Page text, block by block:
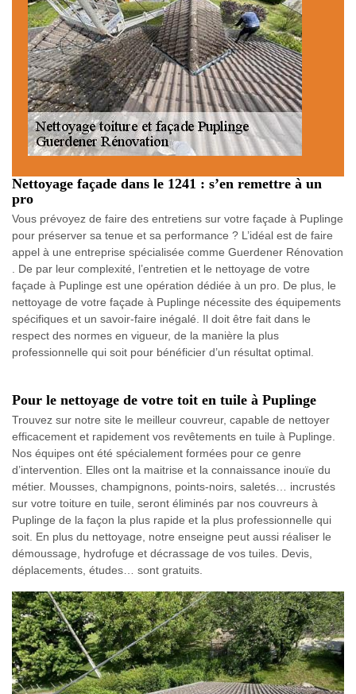
Nettoyage façade dans le 1241 : s’en remettre à un
pro
Vous prévoyez de faire des entretiens sur votre façade à Puplinge
pour préserver sa tenue et sa performance ? L’idéal est de faire
appel à une entreprise spécialisée comme Guerdener Rénovation
. De par leur complexité, l’entretien et le nettoyage de votre
façade à Puplinge est une opération dédiée à un pro. De plus, le
nettoyage de votre façade à Puplinge nécessite des équipements
spécifiques et un savoir-faire inégalé. Il doit être fait dans le
respect des normes en vigueur, de la manière la plus
professionnelle qui soit pour bénéficier d’un résultat optimal.
Pour le nettoyage de votre toit en tuile à Puplinge
Trouvez sur notre site le meilleur couvreur, capable de nettoyer
efficacement et rapidement vos revêtements en tuile à Puplinge.
Nos équipes ont été spécialement formées pour ce genre
d’intervention. Elles ont la maitrise et la connaissance inouïe du
métier. Mousses, champignons, points-noirs, saletés… incrustés
sur votre toiture en tuile, seront éliminés par nos couvreurs à
Puplinge de la façon la plus rapide et la plus professionnelle qui
soit. En plus du nettoyage, notre enseigne peut aussi réaliser le
démoussage, hydrofuge et décrassage de vos tuiles. Devis,
déplacements, études… sont gratuits.